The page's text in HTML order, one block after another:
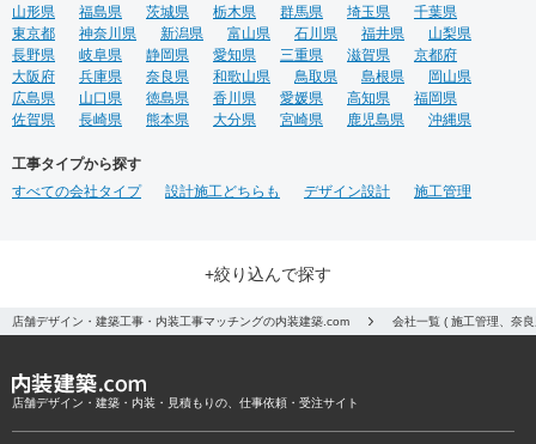
山形県
福島県 茨城県 栃木県 群馬県 埼玉県
千葉県
東京都
神奈川県 新潟県 富山県 石川県 福井県
山梨県
長野県
岐阜県 静岡県 愛知県 三重県 滋賀県
京都府
大阪府
兵庫県 奈良県 和歌山県 鳥取県 島根県
岡山県
広島県
山口県 徳島県 香川県 愛媛県 高知県
福岡県
佐賀県
長崎県 熊本県 大分県 宮崎県 鹿児島県 沖縄県
工事タイプから探す
すべての会社タイプ
設計施工どちらも デザイン設計 施工管理
+絞り込んで探す
店舗デザイン・建築工事・内装工事マッチングの内装建築.com 会社一覧 ( 施工管理、奈
店舗デザイン・建築・内装・見積もりの、仕事依頼・受注サイト